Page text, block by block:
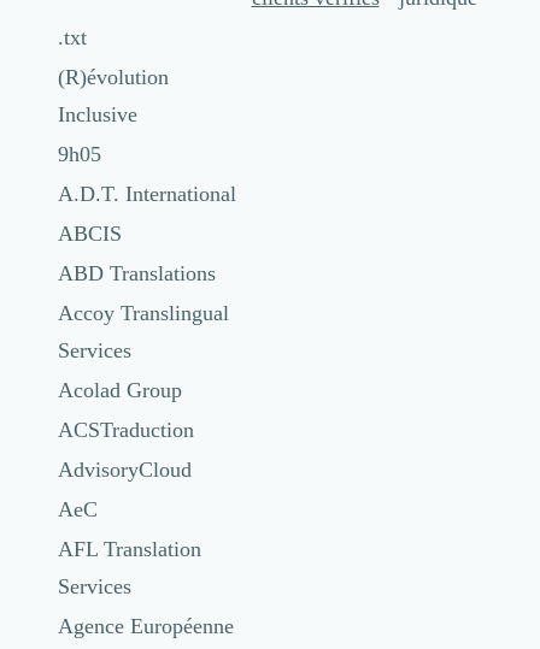
.txt
(R)évolution
Inclusive
9h05
A.D.T. International
ABCIS
ABD Translations
Accoy Translingual
Services
Acolad Group
ACSTraduction
AdvisoryCloud
AeC
AFL Translation
Services
Agence Européenne